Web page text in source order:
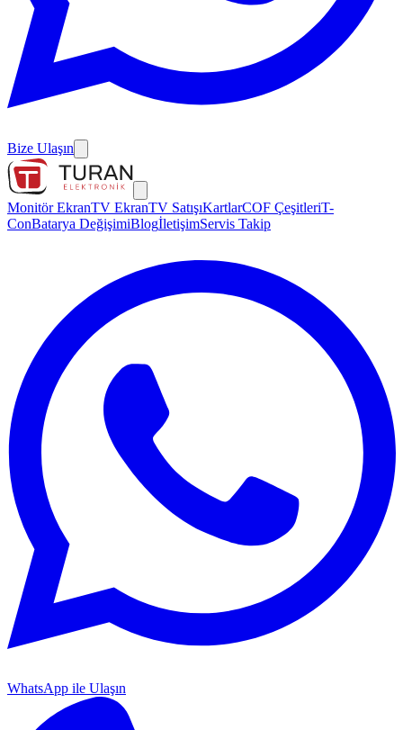
Bize Ulaşın
Monitör EkranTV EkranTV SatışıKartlarCOF ÇeşitleriT-
ConBatarya DeğişimiBlogİletişimServis Takip
WhatsApp ile Ulaşın